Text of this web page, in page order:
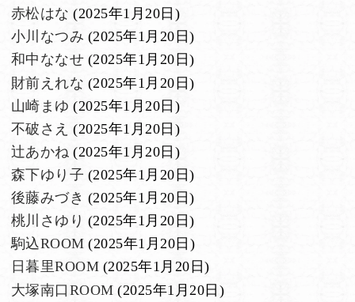
赤松はな (2025年1月20日)
小川なつみ (2025年1月20日)
和中ななせ (2025年1月20日)
財前えれな (2025年1月20日)
山崎まゆ (2025年1月20日)
不破さえ (2025年1月20日)
辻あかね (2025年1月20日)
森下ゆり子 (2025年1月20日)
後藤みづき (2025年1月20日)
桃川さゆり (2025年1月20日)
駒込ROOM (2025年1月20日)
日暮里ROOM (2025年1月20日)
大塚南口ROOM (2025年1月20日)